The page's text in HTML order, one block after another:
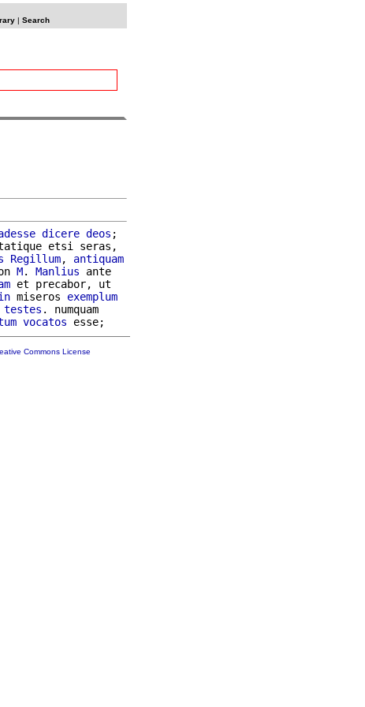
| Search
dicere deos ;
etsi seras,
Regillum, antiquam
M. Manlius ante
et precabor, ut
miseros exemplum
testes . numquam
vocatos
Commons License